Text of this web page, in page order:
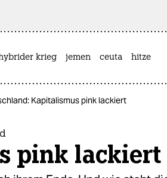
krieg jemen ceuta hitze
Kapitalismus pink lackiert
pink lackiert